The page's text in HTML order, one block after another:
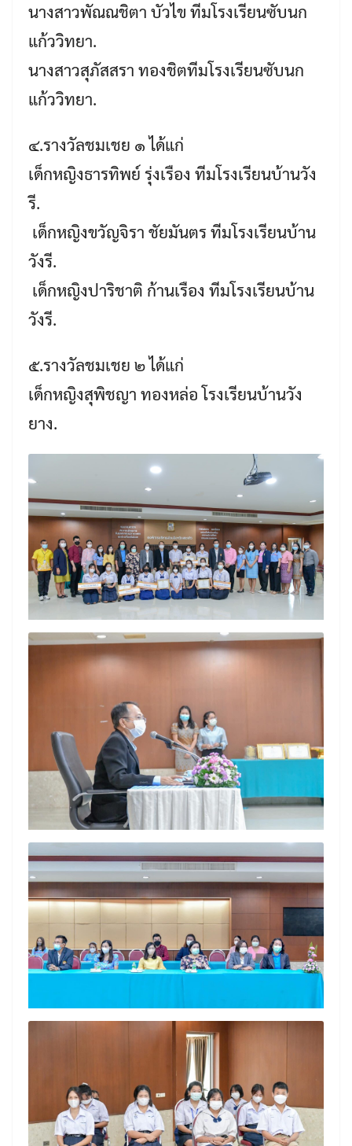
นางสาวพัณณชิตา บัวไข​​​ ทีมโรงเรียนซับนก
แก้ววิทยา.
นางสาวสุภัสสรา ทองชิต​​​ทีมโรงเรียนซับนก
แก้ววิทยา.
๔.รางวัลชมเชย ๑ ได้แก่
เด็กหญิงธารทิพย์ รุ่งเรือง ​​​ทีมโรงเรียนบ้านวัง
รี.
​​ เด็กหญิงขวัญจิรา ชัยมันตร ​​​ทีมโรงเรียนบ้าน
วังรี.
​​ เด็กหญิงปาริชาติ ก้านเรือง​​​ ทีมโรงเรียนบ้าน
วังรี.
๕.รางวัลชมเชย ๒ ได้แก่
เด็กหญิงสุพิชญา ทองหล่อ​​​ โรงเรียนบ้านวัง
ยาง.